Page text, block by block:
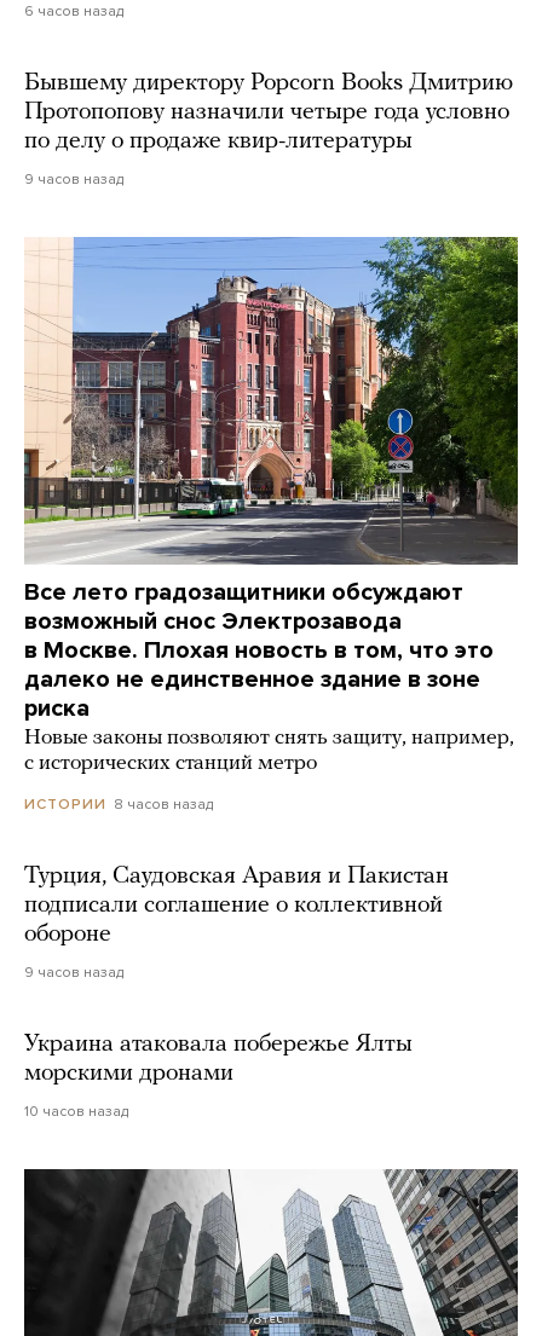
6 часов назад
Бывшему директору Popcorn Books Дмитрию
Протопопову назначили четыре года условно
по делу о продаже квир-литературы
9 часов назад
Все лето градозащитники обсуждают
возможный снос Электрозавода
в Москве. Плохая новость в том, что это
далеко не единственное здание в зоне
риска
Новые законы позволяют снять защиту, например,
с исторических станций метро
ИСТОРИИ 8 часов назад
Турция, Саудовская Аравия и Пакистан
подписали соглашение о коллективной
обороне
9 часов назад
Украина атаковала побережье Ялты
морскими дронами
10 часов назад